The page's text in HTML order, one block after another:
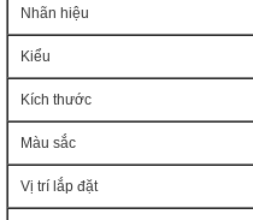
Nhãn hiệu
Kiểu
Kích thước
Màu sắc
Vị trí lắp đặt